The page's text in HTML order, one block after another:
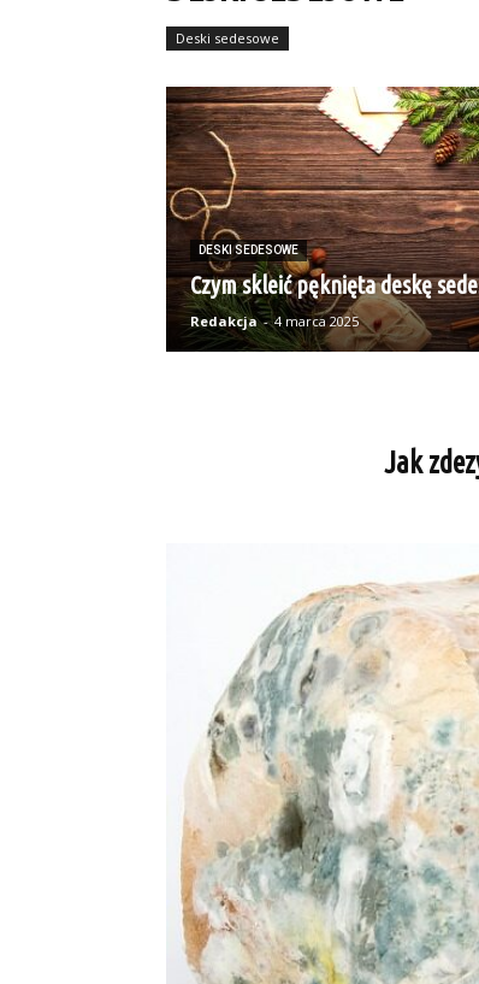
Deski sedesowe
DESKI SEDESOWE
Czym skleić pęknięta deskę
Redakcja - 4 marca 2025
Jak